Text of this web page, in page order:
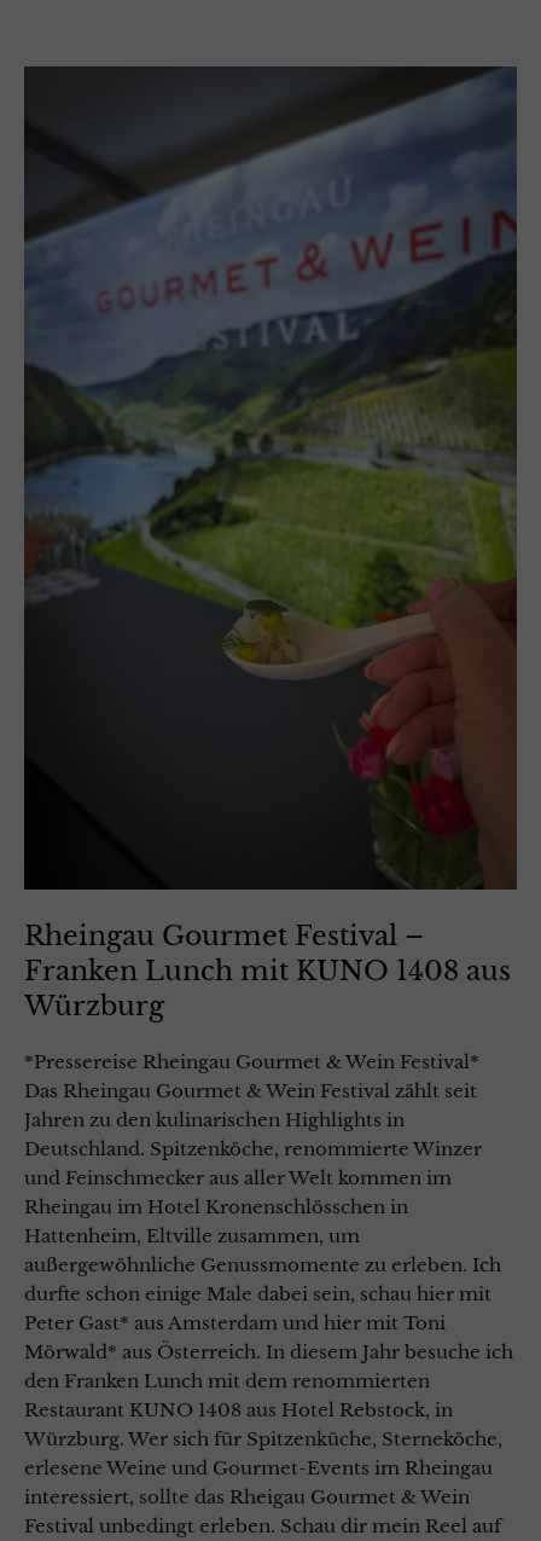
Rheingau Gourmet Festival –
Franken Lunch mit KUNO 1408 aus
Würzburg
*Pressereise Rheingau Gourmet & Wein Festival*
Das Rheingau Gourmet & Wein Festival zählt seit
Jahren zu den kulinarischen Highlights in
Deutschland. Spitzenköche, renommierte Winzer
und Feinschmecker aus aller Welt kommen im
Rheingau im Hotel Kronenschlösschen in
Hattenheim, Eltville zusammen, um
außergewöhnliche Genussmomente zu erleben. Ich
durfte schon einige Male dabei sein, schau hier mit
Peter Gast* aus Amsterdam und hier mit Toni
Mörwald* aus Österreich. In diesem Jahr besuche ich
den Franken Lunch mit dem renommierten
Restaurant KUNO 1408 aus Hotel Rebstock, in
Würzburg. Wer sich für Spitzenküche, Sterneköche,
erlesene Weine und Gourmet-Events im Rheingau
interessiert, sollte das Rheigau Gourmet & Wein
Festival unbedingt erleben. Schau dir mein Reel auf